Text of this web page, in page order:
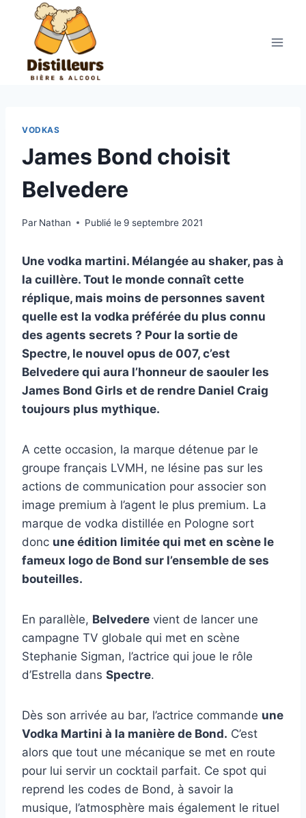
contenu
VODKAS
James Bond choisit
Belvedere
Par Nathan Publié le 9 septembre 2021
Une vodka martini. Mélangée au shaker, pas à
la cuillère. Tout le monde connaît cette
réplique, mais moins de personnes savent
quelle est la vodka préférée du plus connu
des agents secrets ? Pour la sortie de
Spectre, le nouvel opus de 007, c’est
Belvedere qui aura l’honneur de saouler les
James Bond Girls et de rendre Daniel Craig
toujours plus mythique.
A cette occasion, la marque détenue par le
groupe français LVMH, ne lésine pas sur les
actions de communication pour associer son
image premium à l’agent le plus premium. La
marque de vodka distillée en Pologne sort
donc une édition limitée qui met en scène le
fameux logo de Bond sur l’ensemble de ses
bouteilles.
En parallèle, Belvedere vient de lancer une
campagne TV globale qui met en scène
Stephanie Sigman, l’actrice qui joue le rôle
d’Estrella dans Spectre.
Dès son arrivée au bar, l’actrice commande une
Vodka Martini à la manière de Bond. C’est
alors que tout une mécanique se met en route
pour lui servir un cocktail parfait. Ce spot qui
reprend les codes de Bond, à savoir la
musique, l’atmosphère mais également le rituel